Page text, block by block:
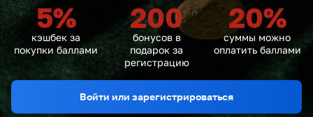
5%
кэшбек за
покупки баллами
200
бонусов в
подарок за
регистрацию
20%
суммы можно
оплатить баллами
Войти или зарегистрироваться